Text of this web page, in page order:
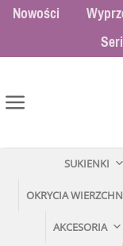
Przewiń
Nowości
SUKIENKI
OKRYCIA
AKCESORIA